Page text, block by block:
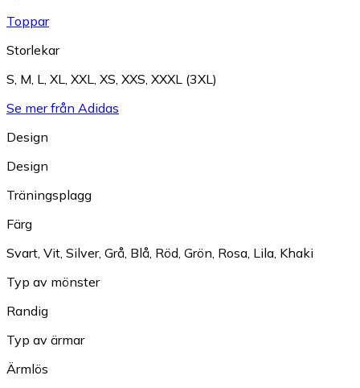
Toppar
Storlekar
S M L XL XXL XS XXS XXXL (3XL)
Se mer från Adidas
Design
Design
Träningsplagg
Färg
Svart Vit Silver, Grå Blå Röd Grön Rosa Lila Khaki
Typ av mönster
Randig
Typ av ärmar
Ärmlös